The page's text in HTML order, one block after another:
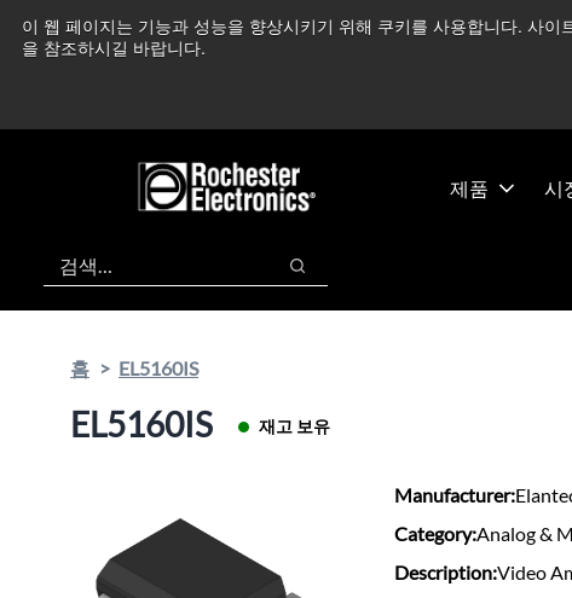
이 웹 페이지는 기능과 성능을 향상시키기 위해 쿠키를 사용합니다. 사
을 참조하시길 바랍니다.
츠
건
중동 지역 상황을 지속적
제품 시
검색
검색
홈 EL5160IS
EL5160IS 재고 보유
Manufacturer:
Category:Analog &
Description:Video